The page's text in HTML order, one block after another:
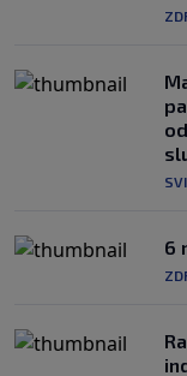
6